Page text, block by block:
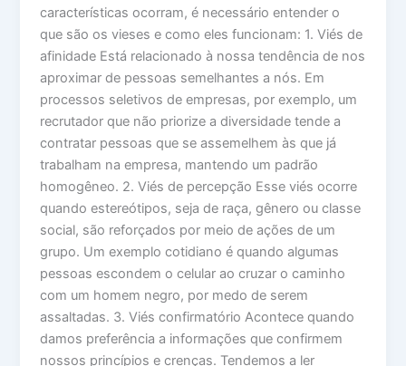
características ocorram, é necessário entender o
que são os vieses e como eles funcionam: 1. Viés de
afinidade Está relacionado à nossa tendência de nos
aproximar de pessoas semelhantes a nós. Em
processos seletivos de empresas, por exemplo, um
recrutador que não priorize a diversidade tende a
contratar pessoas que se assemelhem às que já
trabalham na empresa, mantendo um padrão
homogêneo. 2. Viés de percepção Esse viés ocorre
quando estereótipos, seja de raça, gênero ou classe
social, são reforçados por meio de ações de um
grupo. Um exemplo cotidiano é quando algumas
pessoas escondem o celular ao cruzar o caminho
com um homem negro, por medo de serem
assaltadas. 3. Viés confirmatório Acontece quando
damos preferência a informações que confirmem
nossos princípios e crenças. Tendemos a ler